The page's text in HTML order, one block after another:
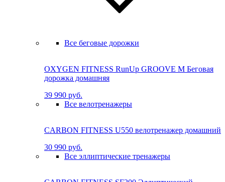
Все беговые дорожки
OXYGEN FITNESS RunUp GROOVE M Бе­го­вая
до­рож­ка до­маш­няя
39 990 руб.
Все велотренажеры
CARBON FITNESS U550 велотренажер домашний
30 990 руб.
Все эллиптические тренажеры